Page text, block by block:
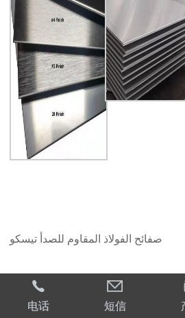
صفائح الفولاذ المقاوم للصدأ تيسكو

电话

短信